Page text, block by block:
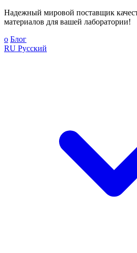
Надежный мировой поставщик
материалов для вашей лаборатории!
о Блог
RU Русский